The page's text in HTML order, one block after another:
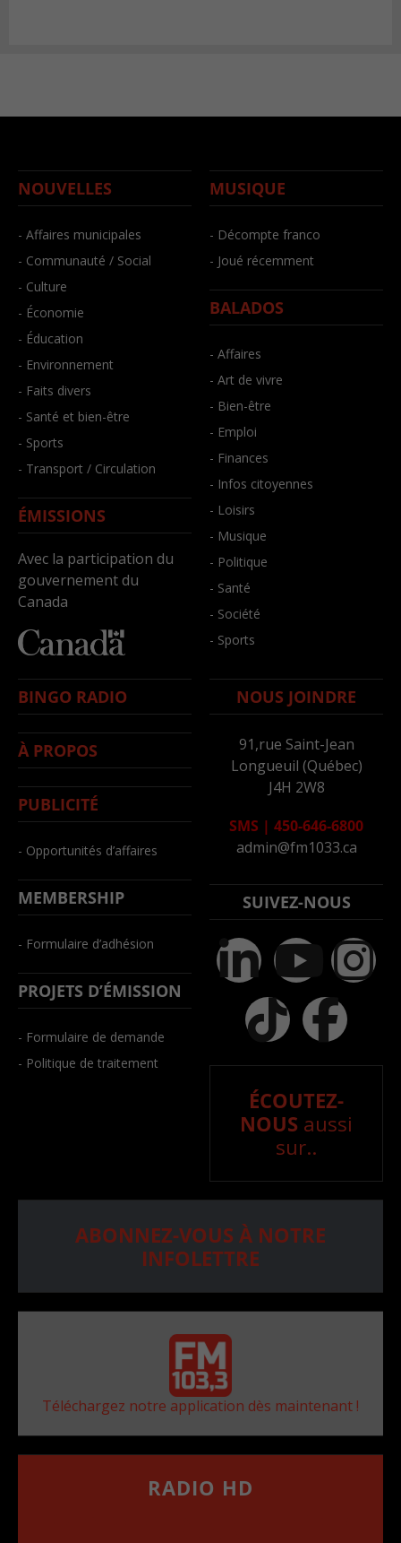
NOUVELLES
- Affaires municipales
- Communauté / Social
- Culture
- Économie
- Éducation
- Environnement
- Faits divers
- Santé et bien-être
- Sports
- Transport / Circulation
ÉMISSIONS
Avec la participation du
gouvernement du
Canada
MUSIQUE
- Décompte franco
- Joué récemment
BALADOS
- Affaires
- Art de vivre
- Bien-être
- Emploi
- Finances
- Infos citoyennes
- Loisirs
- Musique
- Politique
- Santé
- Société
- Sports
BINGO RADIO
À PROPOS
PUBLICITÉ
- Opportunités d’affaires
MEMBERSHIP
- Formulaire d’adhésion
PROJETS D’ÉMISSION
- Formulaire de demande
- Politique de traitement
NOUS JOINDRE
91,rue Saint-Jean
Longueuil (Québec)
J4H 2W8
SMS | 450-646-6800
admin@fm1033.ca
SUIVEZ-NOUS
ÉCOUTEZ-
NOUS aussi
sur..
ABONNEZ-VOUS À NOTRE
INFOLETTRE
Téléchargez notre application dès maintenant !
RADIO HD